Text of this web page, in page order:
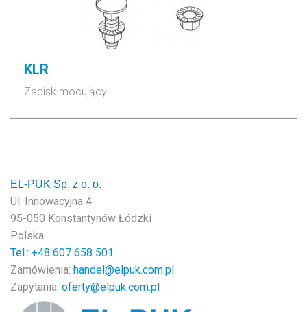
KLR
Zacisk mocujący
EL-PUK Sp. z o. o.
Ul. Innowacyjna 4
95-050 Konstantynów Łódzki
Polska
Tel.: +48 607 658 501
Zamówienia: handel@elpuk.com.pl
Zapytania: oferty@elpuk.com.pl